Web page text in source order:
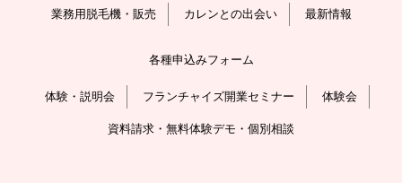
業務用脱毛機・販売 カレンとの出会い 最新情報
各種申込みフォーム
体験・説明会 フランチャイズ開業セミナー 体験会
資料請求・無料体験デモ・個別相談